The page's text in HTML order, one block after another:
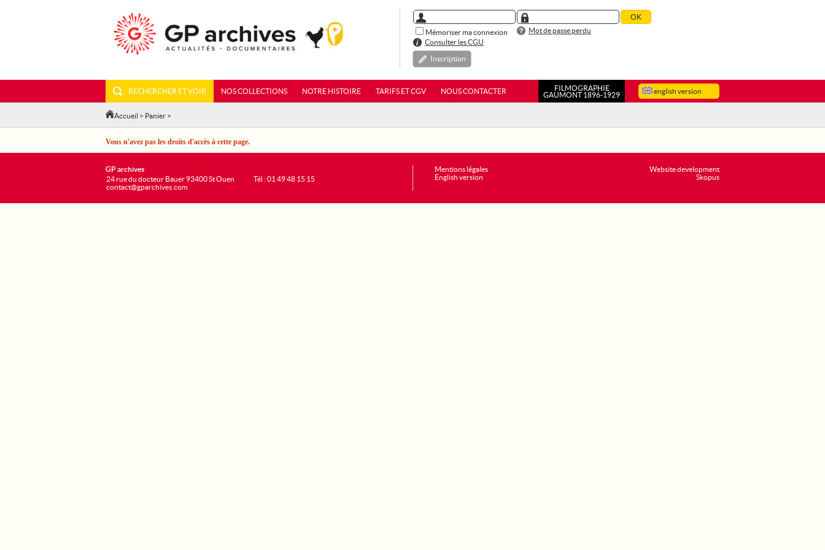
Mémoriser ma connexion
Mot de passe perdu
Consulter les CGU
Inscription
english version
RECHERCHER ET VOIR NOS COLLECTIONS NOTRE HISTOIRE TARIFS ET CGV NOUS CONTACTER
FILMOGRAPHIE
GAUMONT 1896-1929
Accueil > Panier >
Vous n'avez pas les droits d'accès à cette page.
Website development
Skopus
GP archives
24 rue du docteur Bauer 93400 St Ouen
contact@gparchives.com
Tél : 01 49 48 15 15
Mentions légales
English version